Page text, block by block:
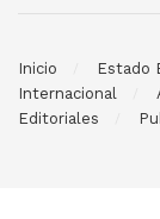
Inicio Estado
Internacional
Editoriales